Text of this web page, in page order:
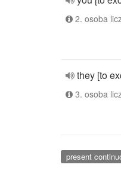
2. osoba
they [to
3. osoba
present